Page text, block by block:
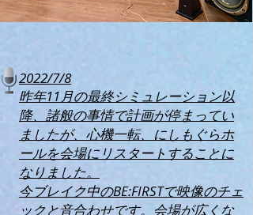
2022/7/8
昨年11月の最終シミュレーション以
降、諸般の事情で計画が停まってい
ましたが、心機一転、にしもぐらホ
ールを会場にリスタートすることに
なりました。
今ブレイク中のBE:FIRSTで映像のチェ
ックと音合わせです。会場が広くな